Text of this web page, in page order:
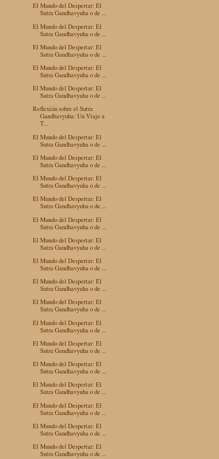
El Mundo del Despertar: El
Sutra Gandhavyuha o de ...
El Mundo del Despertar: El
Sutra Gandhavyuha o de ...
El Mundo del Despertar: El
Sutra Gandhavyuha o de ...
El Mundo del Despertar: El
Sutra Gandhavyuha o de ...
El Mundo del Despertar: El
Sutra Gandhavyuha o de ...
Reflexión sobre el Sutra
Gandhavyuha: Un Viaje a
T...
El Mundo del Despertar: El
Sutra Gandhavyuha o de ...
El Mundo del Despertar: El
Sutra Gandhavyuha o de ...
El Mundo del Despertar: El
Sutra Gandhavyuha o de ...
El Mundo del Despertar: El
Sutra Gandhavyuha o de ...
El Mundo del Despertar: El
Sutra Gandhavyuha o de ...
El Mundo del Despertar: El
Sutra Gandhavyuha o de ...
El Mundo del Despertar: El
Sutra Gandhavyuha o de ...
El Mundo del Despertar: El
Sutra Gandhavyuha o de ...
El Mundo del Despertar: El
Sutra Gandhavyuha o de ...
El Mundo del Despertar: El
Sutra Gandhavyuha o de ...
El Mundo del Despertar: El
Sutra Gandhavyuha o de ...
El Mundo del Despertar: El
Sutra Gandhavyuha o de ...
El Mundo del Despertar: El
Sutra Gandhavyuha o de ...
El Mundo del Despertar: El
Sutra Gandhavyuha o de ...
El Mundo del Despertar: El
Sutra Gandhavyuha o de ...
El Mundo del Despertar: El
Sutra Gandhavyuha o de ...